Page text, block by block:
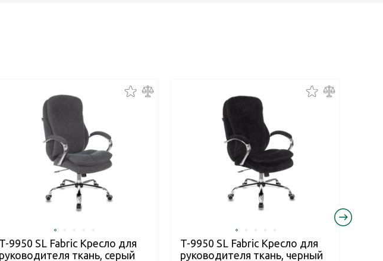
T-9950 SL Fabric Кресло для
руководителя ткань, серый
T-9950 SL Fabric Кресло для
руководителя ткань, черный